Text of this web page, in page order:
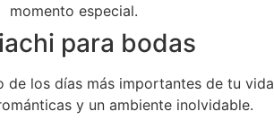
momento especial.
para bodas
de los días más importantes de tu vida
y un ambiente inolvidable.